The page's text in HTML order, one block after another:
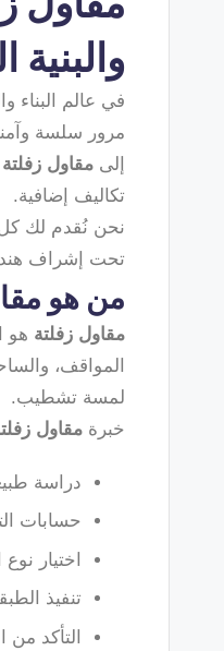
والبنية
في عالم البناء
مرور سلسة
إلى مقاول زفلتة
تكاليف إضافية.
نحن نُقدم لك كل
تحت إشراف
من هو
مقاول زفلتة هو
المواقف،
لمسة تشطيب.
خبرة مقاول
دراسة
حسابات
اختيار
تنفيذ
التأكد